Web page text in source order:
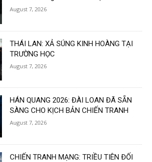
August 7, 2026
THÁI LAN: XẢ SÚNG KINH HOÀNG TẠI
TRƯỜNG HỌC
August 7, 2026
HÁN QUANG 2026: ĐÀI LOAN ĐÃ SẴN
SÀNG CHO KỊCH BẢN CHIẾN TRANH
August 7, 2026
CHIẾN TRANH MẠNG: TRIỀU TIÊN ĐỐI